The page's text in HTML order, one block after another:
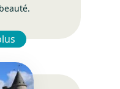
chemin de halage